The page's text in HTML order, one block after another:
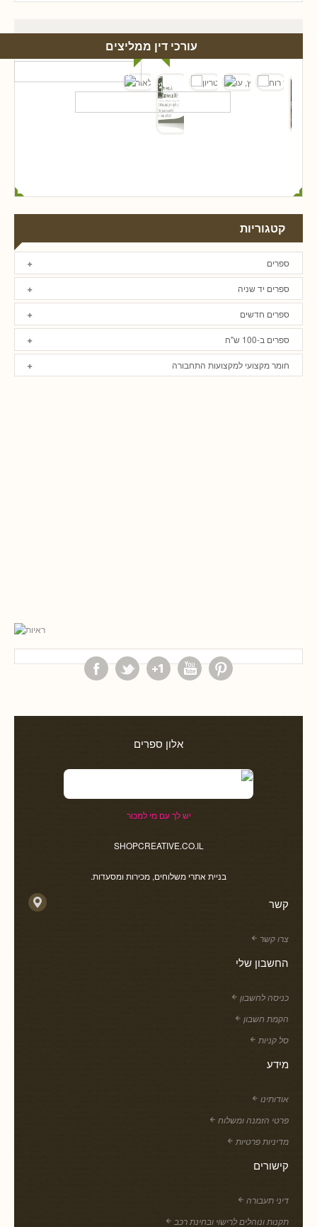
עורכי דין ממליצים
קטגוריות
ספרים
ספרים יד שניה
ספרים חדשים
ספרים ב-100 ש"ח
חומר מקצועי למקצועות התחבורה
אלון ספרים
יש לך עם מי למכור
SHOPCREATIVE.CO.IL
בניית אתרי משלוחים, מכירות ומסעדות.
קשר
צרו קשר
החשבון שלי
כניסה לחשבון
הקמת חשבון
סל קניות
מידע
אודותינו
פרטי הזמנה ומשלוח
מדיניות פרטיות
קישורים
דיני תעבורה
תקנות ונוהלים לרישוי ובחינת רכב